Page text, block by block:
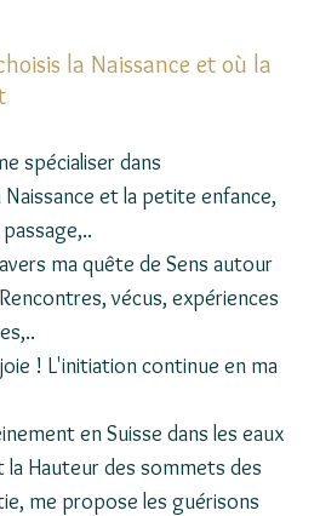
spécialiser dans
et la petite enfance,
ma quête de Sens autour
vécus, expériences
! L'initiation continue en ma
en Suisse dans les eaux
la Hauteur des sommets des
me propose les guérisons